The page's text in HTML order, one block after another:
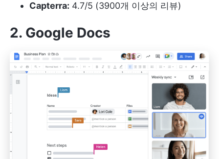
Capterra: 4.7/5 (3900개 이상의 리뷰)
2. Google Docs